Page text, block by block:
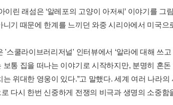
이린 래섬은 ‘알레포의 고양이 아저씨’ 이야기를
니기 때문에 한계를 느끼던 와중 시리아에서 미국
'스쿨라이브러리저널' 인터뷰에서 ‘알라에 대해 쓰
보통 집을 떠나는 이야기로 시작하지만, 분명히 혼
는 위대한 영웅이 있다.”고 말했다. 세계 여러 나라
다시 한번 신중하게 전쟁의 비극과 생명의 소중함